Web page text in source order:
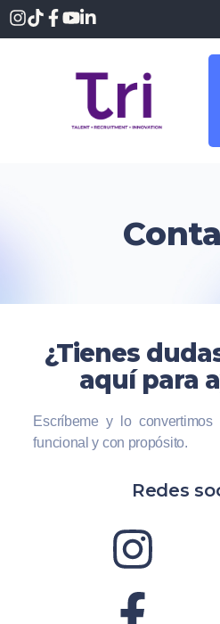
¿Tienes
aquí para
Escríbeme y lo
funcional y con propósito.
Redes